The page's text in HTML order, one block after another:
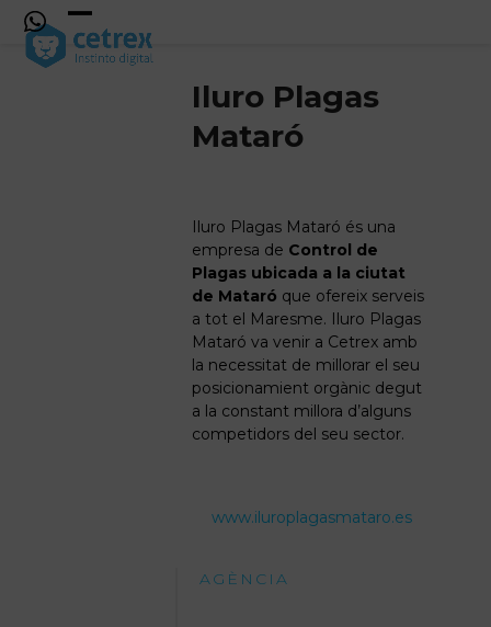
Skip
content
Open
mobile
Close
mobile
Iluro Plagas
Mataró
Iluro Plagas Mataró és una
empresa de Control de
Plagas ubicada a la ciutat
de Mataró que ofereix serveis
a tot el Maresme. Iluro Plagas
Mataró va venir a Cetrex amb
la necessitat de millorar el seu
posicionamient orgànic degut
a la constant millora d’alguns
competidors del seu sector.
www.iluroplagasmataro.es
AGÈNCIA